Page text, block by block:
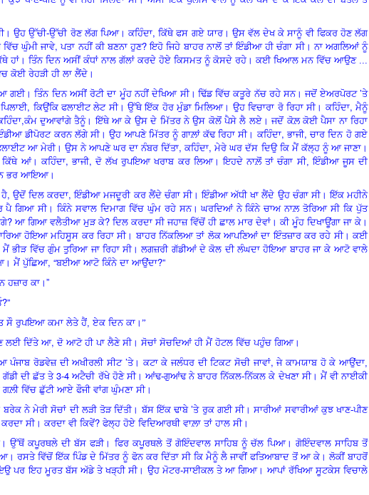
ਉਹ ਉੱਚੀ-ਉੱਚੀ ਰੋਣ ਲੱਗ ਪਿਆ। ਕਹਿੰਦਾ,ਕਿੱਥੇ ਫਸ ਗਏ ਯਾਰ। ਉਸ ਵੱਲ ਦੇਖ ਕੇ ਸਾਨੂੰ ਵੀ ਫਿਕਰ ਹੋਣ ਲੱਗ
ਘੁੰਮੀ ਜਾਵੇ,ਪਤਾ ਨਹੀਂ ਕੀ ਬਣਨਾ ਹੁਣ?ਇਹੋ ਜਿਹੇ ਬਾਹਰ ਨਾਲੋਂ ਤਾਂ ਇੰਡੀਆ ਹੀ ਚੰਗਾ ਸੀ। ਨਾ ਅਗਲਿਆਂ ਨੂੰ
ਹਾਂ। ਤਿੰਨ ਦਿਨ ਅਸੀਂ ਕੰਧਾਂ ਨਾਲ ਗੱਲਾਂ ਕਰਦੇ ਹੋਏ ਕਿਸਮਤ ਨੂੰ ਕੋਸਦੇ ਰਹੇ। ਕਈ ਖਿਆਲ ਮਨ ਵਿੱਚ ਆਉਣ ...
ਕੋਈ ਰੇਹੜੀ ਹੀ ਲਾ ਲੈਂਦੇ।
ਗਈ। ਤਿੰਨ ਦਿਨ ਅਸੀਂ ਰੋਟੀ ਦਾ ਮੂੰਹ ਨਹੀਂ ਦੇਖਿਆ ਸੀ। ਢਿੱਡ ਵਿੱਚ ਕਤੂਰੇ ਨੱਚ ਰਹੇ ਸਨ। ਜਦੋਂ ਏਅਰਪੋਰਟ’ਤੇ
, ਕਿਉਂਕਿ ਫਲਾਈਟ ਲੇਟ ਸੀ। ਉੱਥੇ ਇੱਕ ਹੋਰ ਮੁੰਡਾ ਮਿਲਿਆ। ਉਹ ਵਿਚਾਰਾ ਰੋ ਰਿਹਾ ਸੀ। ਕਹਿੰਦਾ,ਮੈਨੂੰ
,ਕੰਮ ਦੁਆਵਾਂਗੇ ਤੈਨੂੰ। ਇੱਥੇ ਆ ਕੇ ਉਸ ਦੇ ਮਿੱਤਰ ਨੇ ਉਸ ਕੋਲੋਂ ਪੈਸੇ ਲੈ ਲਏ। ਜਦੋਂ ਕੋਲ਼ ਕੋਈ ਪੈਸਾ ਨਾ ਰਿਹਾ
ਡੀਪੋਰਟ ਕਰਨ ਲੱਗੇ ਸੀ। ਉਹ ਆਪਣੇ ਮਿੱਤਰ ਨੂੰ ਗਾਲ਼ਾਂ ਕੱਢ ਰਿਹਾ ਸੀ। ਕਹਿੰਦਾ, ਭਾਜੀ,ਚਾਰ ਦਿਨ ਹੋ ਗਏ
ਆ ਮੇਰੀ। ਉਸ ਨੇ ਆਪਣੇ ਘਰ ਦਾ ਨੰਬਰ ਦਿੱਤਾ,ਕਹਿੰਦਾ,ਮੇਰੇ ਘਰ ਦੱਸ ਦਿਉ ਕਿ ਮੈਂ ਕੱਲ੍ਹ ਨੂੰ ਆ ਜਾਣਾ।
ਕਿੱਥੇ ਆਂ। ਕਹਿੰਦਾ, ਭਾਜੀ,ਦੋ ਲੱਖ ਰੁਪਇਆ ਖਰਾਬ ਕਰ ਲਿਆ। ਇਹਦੇ ਨਾਲ਼ੋਂ ਤਾਂ ਚੰਗਾ ਸੀ, ਇੰਡੀਆ ਜੂਸ ਦੀ
ਭਰ ਆਇਆ।
ਹੈ, ਉਦੋਂ ਦਿਲ ਕਰਦਾ,ਇੰਡੀਆ ਮਜਦੂਰੀ ਕਰ ਲੈਂਦੇ ਚੰਗਾ ਸੀ। ਇੰਡੀਆ ਅੱਧੀ ਖਾ ਲੈਂਦੇ ਉਹ ਚੰਗਾ ਸੀ। ਇੱਕ ਮਹੀਨੇ
ਪੈ ਗਿਆ ਸੀ। ਕਿੰਨੇ ਸਵਾਲ ਦਿਮਾਗ ਵਿੱਚ ਘੁੰਮ ਰਹੇ ਸਨ। ਘਰਦਿਆਂ ਨੇ ਕਿੰਨੇ ਚਾਅ ਨਾਲ਼ ਤੋਰਿਆ ਸੀ ਕਿ ਪੁੱਤ
? ਆ ਗਿਆ ਵਲੈਤੀਆ ਮੁੜ ਕੇ? ਦਿਲ ਕਰਦਾ ਸੀ ਜਹਾਜ਼ ਵਿੱਚੋਂ ਹੀ ਛਾਲ ਮਾਰ ਦੇਵਾਂ। ਕੀ ਮੂੰਹ ਦਿਖਾਊਂਗਾ ਜਾ ਕੇ।
ਹੋਇਆ ਮਹਿਸੂਸ ਕਰ ਰਿਹਾ ਸੀ। ਬਾਹਰ ਨਿੱਕਲਿਆ ਤਾਂ ਲੋਕ ਆਪਣਿਆਂ ਦਾ ਇੰਤਜ਼ਾਰ ਕਰ ਰਹੇ ਸੀ। ਕਈ
ਮੈਂ ਭੀੜ ਵਿੱਚ ਗੁੰਮ ਤੁਰਿਆ ਜਾ ਰਿਹਾ ਸੀ। ਲਗਜ਼ਰੀ ਗੱਡੀਆਂ ਦੇ ਕੋਲ ਦੀ ਲੰਘਦਾ ਹੋਇਆ ਬਾਹਰ ਜਾ ਕੇ ਆਟੋ ਵਾਲੇ
ਮੈਂ ਪੁੱਛਿਆ, “ਬਈਆ ਆਟੋ ਕਿੰਨੇ ਦਾ ਆਉਂਦਾ?”
ਹਜ਼ਾਰ ਕਾ।”
?”
ਸੌ ਰੁਪਇਆ ਕਮਾ ਲੇਤੇ ਹੈਂ, ਏਕ ਦਿਨ ਕਾ ।”
ਲਈ ਦਿੱਤੇ ਆ, ਦੋ ਆਟੋ ਹੀ ਪਾ ਲੈਣੇ ਸੀ। ਸੋਚਾਂ ਸੋਚਦਿਆਂ ਹੀ ਮੈਂ ਹੋਟਲ ਵਿੱਚ ਪਹੁੰਚ ਗਿਆ।
ਪੰਜਾਬ ਰੋਡਵੇਜ਼ ਦੀ ਅਖੀਰਲੀ ਸੀਟ ’ਤੇ। ਕਟਾ ਕੇ ਜਲੰਧਰ ਦੀ ਟਿਕਟ ਸੋਚੀ ਜਾਵਾਂ,ਜੇ ਕਾਮਯਾਬ ਹੋ ਕੇ ਆਉਂਦਾ,
ਦੀ ਛੱਤ ਤੇ3-4ਅਟੈਚੀ ਰੱਖੇ ਹੋਣੇ ਸੀ। ਆਂਢ-ਗੁਆਂਢ ਨੇ ਬਾਹਰ ਨਿੱਕਲ-ਨਿੱਕਲ ਕੇ ਦੇਖਣਾ ਸੀ। ਮੈਂ ਵੀ ਨਾਈਕੀ
ਵਿੱਚ ਛੁੱਟੀ ਆਏ ਫੌਜੀ ਵਾਂਗ ਘੁੰਮਣਾ ਸੀ।
ਬਰੇਕ ਨੇ ਮੇਰੀ ਸੋਚਾਂ ਦੀ ਲੜੀ ਤੋੜ ਦਿੱਤੀ। ਬੱਸ ਇੱਕ ਢਾਬੇ ’ਤੇ ਰੁਕ ਗਈ ਸੀ। ਸਾਰੀਆਂ ਸਵਾਰੀਆਂ ਕੁਝ ਖਾਣ-ਪੀਣ
ਸੀ। ਕਰਦਾ ਵੀ ਕਿਵੇਂ? ਫੇਲ੍ਹ ਹੋਏ ਵਿਦਿਆਰਥੀ ਵਾਲ਼ਾ ਤਾਂ ਹਾਲ ਸੀ।
ਉੱਥੋਂ ਕਪੂਰਥਲੇ ਦੀ ਬੱਸ ਫੜੀ। ਫਿਰ ਕਪੂਰਥਲੇ ਤੋਂ ਗੋਇੰਦਵਾਲ ਸਾਹਿਬ ਨੂੰ ਚੱਲ ਪਿਆ। ਗੋਇੰਦਵਾਲ ਸਾਹਿਬ ਤੋਂ
ਰਸਤੇ ਵਿੱਚੋਂ ਇੱਕ ਪਿੰਡ ਦੇ ਮਿੱਤਰ ਨੂੰ ਫੋਨ ਕਰ ਦਿੱਤਾ ਸੀ ਕਿ ਮੈਨੂੰ ਲੈ ਜਾਵੀਂ ਫਤਿਆਬਾਦ ਤੋਂ ਆ ਕੇ। ਲੋਕੀਂ ਬਾਹਰੋਂ
ਪਰ ਇਹ ਮੂਰਤ ਬੱਸ ਅੱਡੇ ਤੇ ਖੜ੍ਹੀ ਸੀ। ਉਹ ਮੋਟਰ-ਸਾਈਕਲ ਤੇ ਆ ਗਿਆ। ਆਪਾਂ ਰੱਖਿਆ ਸੂਟਕੇਸ ਵਿਚਾਲੇ